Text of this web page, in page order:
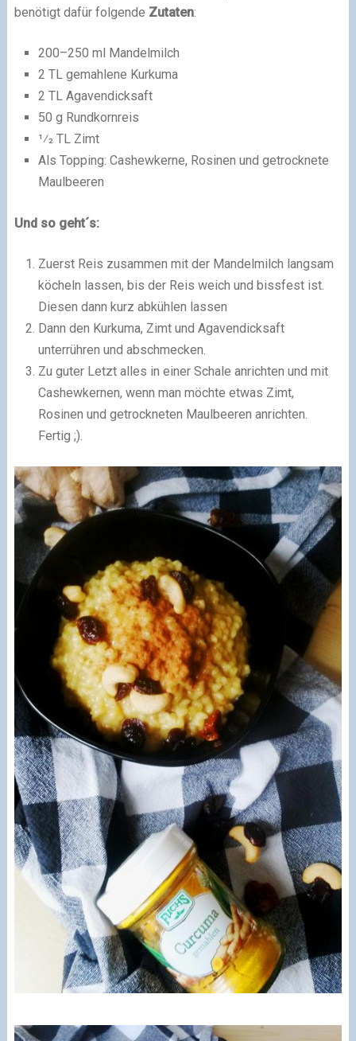
benötigt dafür folgende Zutaten:
200–250 ml Mandelmilch
2 TL gemahlene Kurkuma
2 TL Agavendicksaft
50 g Rundkornreis
1⁄2 TL Zimt
Als Topping: Cashewkerne, Rosinen und getrocknete
Maulbeeren
Und so geht´s:
Zuerst Reis zusammen mit der Mandelmilch langsam
köcheln lassen, bis der Reis weich und bissfest ist.
Diesen dann kurz abkühlen lassen
Dann den Kurkuma, Zimt und Agavendicksaft
unterrühren und abschmecken.
Zu guter Letzt alles in einer Schale anrichten und mit
Cashewkernen, wenn man möchte etwas Zimt,
Rosinen und getrockneten Maulbeeren anrichten.
Fertig ;).